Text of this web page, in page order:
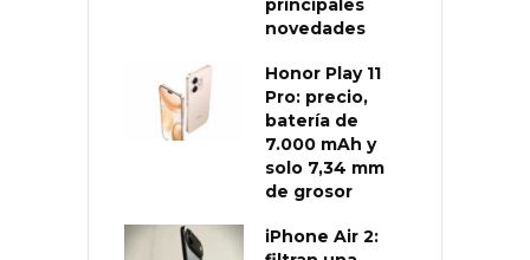
principales
novedades
Honor Play 11
Pro: precio,
batería de
7.000 mAh y
solo 7,34 mm
de grosor
iPhone Air 2: